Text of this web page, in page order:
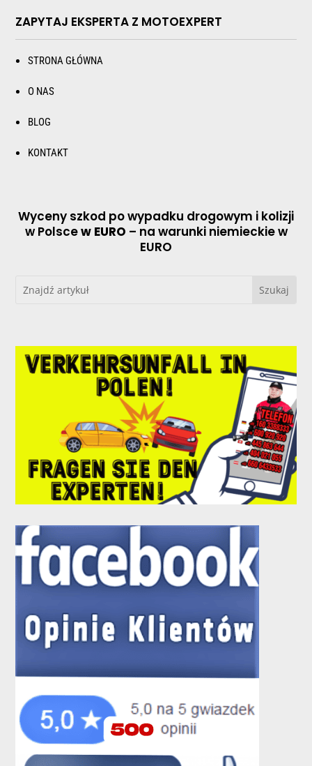
ZAPYTAJ EKSPERTA Z MOTOEXPERT
STRONA GŁÓWNA
O NAS
BLOG
KONTAKT
Wyceny szkod po wypadku drogowym i kolizji
w Polscew EURO – na warunki niemieckie w
EURO